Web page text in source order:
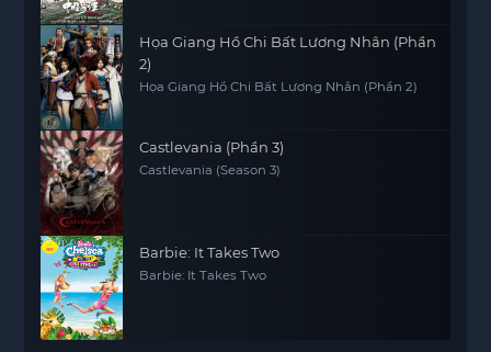
Họa Giang Hồ Chi Bất Lương Nhân (Phần
2)
Họa Giang Hồ Chi Bất Lương Nhân (Phần 2)
Castlevania (Phần 3)
Castlevania (Season 3)
Barbie: It Takes Two
Barbie: It Takes Two